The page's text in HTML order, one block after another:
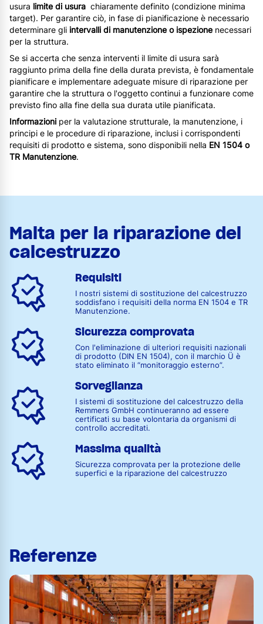
usura limite di usura chiaramente definito (condizione minima
target). Per garantire ciò, in fase di pianificazione è necessario
determinare gli intervalli di manutenzione o ispezione necessari
per la struttura.
Se si accerta che senza interventi il limite di usura sarà
raggiunto prima della fine della durata prevista, è fondamentale
pianificare e implementare adeguate misure di riparazione per
garantire che la struttura o l'oggetto continui a funzionare come
previsto fino alla fine della sua durata utile pianificata.
Informazioni per la valutazione strutturale, la manutenzione, i
principi e le procedure di riparazione, inclusi i corrispondenti
requisiti di prodotto e sistema, sono disponibili nella EN 1504 o
TR Manutenzione.
Malta per la riparazione del
calcestruzzo
Requisiti
I nostri sistemi di sostituzione del calcestruzzo
soddisfano i requisiti della norma EN 1504 e TR
Manutenzione.
Sicurezza comprovata
Con l'eliminazione di ulteriori requisiti nazionali
di prodotto (DIN EN 1504), con il marchio Ü è
stato eliminato il “monitoraggio esterno”.
Sorveglianza
I sistemi di sostituzione del calcestruzzo della
Remmers GmbH continueranno ad essere
certificati su base volontaria da organismi di
controllo accreditati.
Massima qualità
Sicurezza comprovata per la protezione delle
superfici e la riparazione del calcestruzzo
Referenze